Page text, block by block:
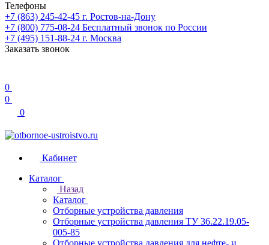
Телефоны
+7 (863) 245-42-45 г. Ростов-на-Дону
+7 (800) 775-08-24 Бесплатный звонок по России
+7 (495) 151-88-24 г. Москва
Заказать звонок
0
0
0
Кабинет
Каталог
Назад
Каталог
Отборные устройства давления
Отборные устройства давления ТУ 36.22.19.05-
005-85
Отборные устройства давления для нефте- и